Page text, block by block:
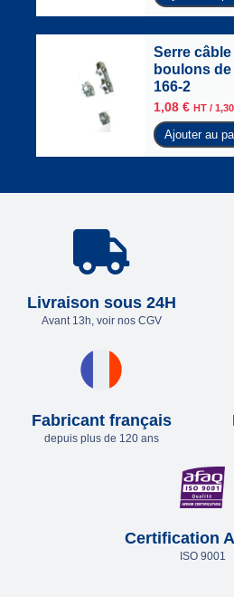
Serre
boulons de
166-2
1,08 € HT / 1,30
Ajouter au
Livraison sous 24H
Avant 13h, voir nos CGV
Fabricant français
depuis plus de 120 ans
Certification
ISO 9001